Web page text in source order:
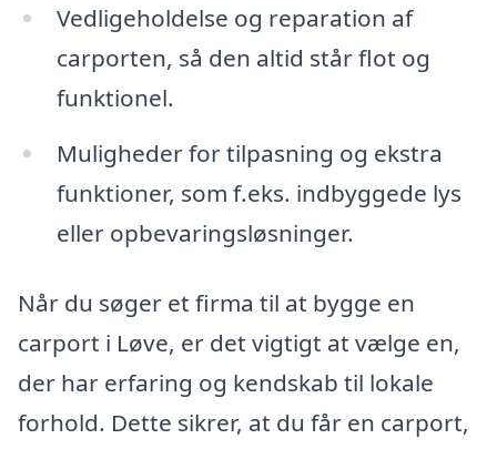
Vedligeholdelse og reparation af
carporten, så den altid står flot og
funktionel.
Muligheder for tilpasning og ekstra
funktioner, som f.eks. indbyggede lys
eller opbevaringsløsninger.
Når du søger et firma til at bygge en
carport i Løve, er det vigtigt at vælge en,
der har erfaring og kendskab til lokale
forhold. Dette sikrer, at du får en carport,